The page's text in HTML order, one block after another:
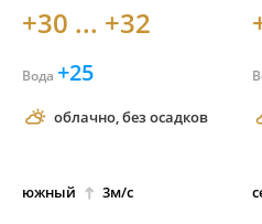
+30 ... +32
Вода +25
облачно, без осадков
южный 3м/с